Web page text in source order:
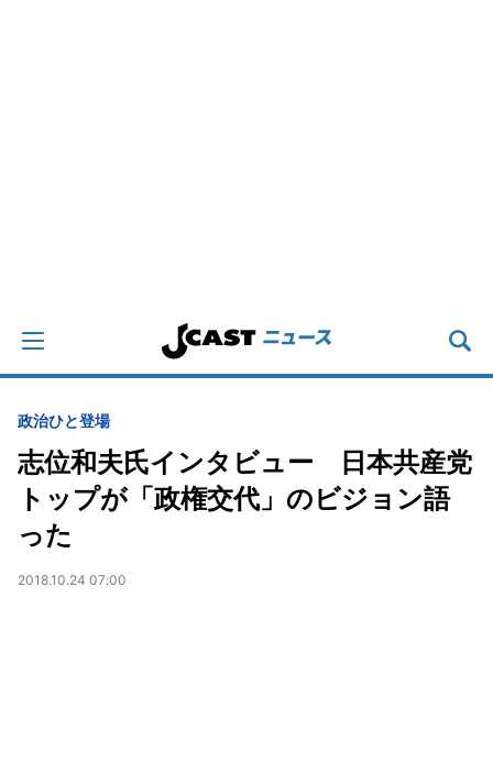
政治ひと登場
志位和夫氏インタビュー 日本共産党
トップが「政権交代」のビジョン語
った
2018.10.24 07:00